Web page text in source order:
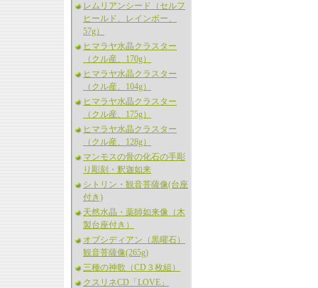
レムリアンシード（セルフ
ヒールド、レインボー、
57g）
ヒマラヤ水晶クラスター
（クル産、170g）
ヒマラヤ水晶クラスター
（クル産、104g）
ヒマラヤ水晶クラスター
（クル産、175g）
ヒマラヤ水晶クラスター
（クル産、128g）
マンモスの骨の化石の手彫
り彫刻・釈迦如来
シトリン・観音菩薩像(台座
付き)
天然水晶・薬師如来像（木
製台座付き）
オブシディアン（黒曜石）
観音菩薩像(265g)
三種の神歌（CD３枚組）
クスリネCD「LOVE」